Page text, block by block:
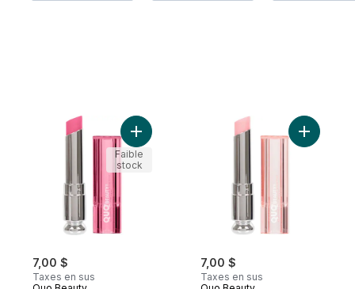
7,00 $
Taxes en sus
Ajouter Qb Lumineux Baume Levres
Faible
stock
7,00 $
Taxes en sus
Ajouter